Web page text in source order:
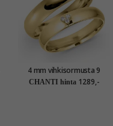
4 mm vihkisormusta 9
karaatin kultaa 0,03 ct -
CHANTI hinta 1289,-